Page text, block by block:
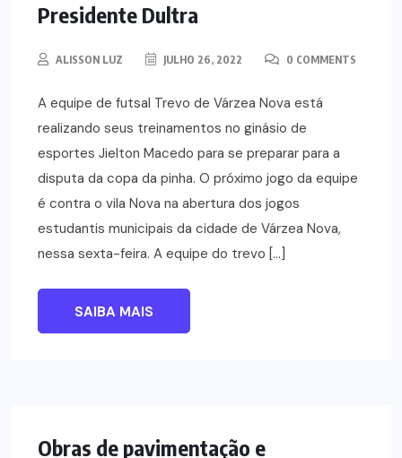
Presidente Dultra
ALISSON LUZ JULHO 26, 2022 0 COMMENTS
A equipe de futsal Trevo de Várzea Nova está
realizando seus treinamentos no ginásio de
esportes Jielton Macedo para se preparar para a
disputa da copa da pinha. O próximo jogo da equipe
é contra o vila Nova na abertura dos jogos
estudantis municipais da cidade de Várzea Nova,
nessa sexta-feira. A equipe do trevo […]
SAIBA MAIS
Obras de pavimentação e